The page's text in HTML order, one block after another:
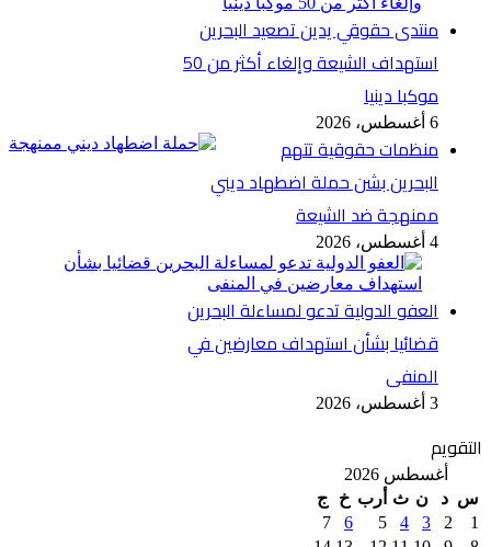
منتدى حقوقي يدين تصعيد البحرين
استهداف الشيعة وإلغاء أكثر من 50
موكبا دينيا
6 أغسطس، 2026
منظمات حقوقية تتهم
البحرين بشن حملة اضطهاد ديني
ممنهجة ضد الشيعة
4 أغسطس، 2026
العفو الدولية تدعو لمساءلة البحرين
قضائيا بشأن استهداف معارضين في
المنفى
3 أغسطس، 2026
التقويم
أغسطس 2026
س د ن ث أرب خ
ج
1
2
3
4
5
6
7